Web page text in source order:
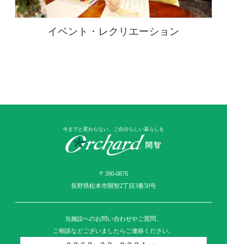
イベント・レクリエーション
今までと変わらない、ご自分らしい暮らしを
〒390-0876
長野県松本市開智2丁目3番50号
当施設へのお問い合わせやご質問、
ご相談などございましたらご連絡ください。